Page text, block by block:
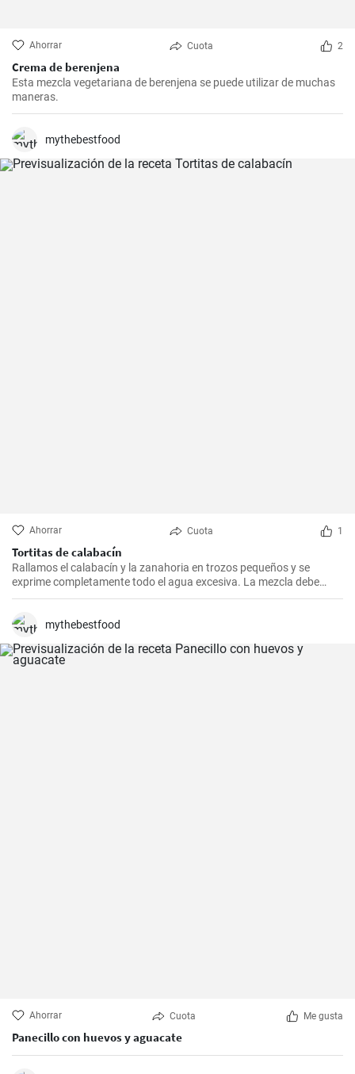
Ahorrar Cuota 2
Crema de berenjena
Esta mezcla vegetariana de berenjena se puede utilizar de muchas
maneras.
mythebestfood
Ahorrar Cuota 1
Tortitas de calabacín
Rallamos el calabacín y la zanahoria en trozos pequeños y se
exprime completamente todo el agua excesiva. La mezcla debe
estar completamente seca. A esta mezcla de vegetales, agregamos
podemos añadir queso para mejorar el sabor. Sazonamos
mythebestfood
Ahorrar Cuota Me gusta
Panecillo con huevos y aguacate